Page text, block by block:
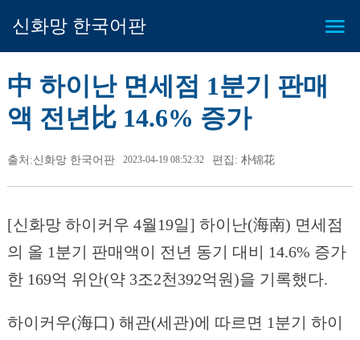
신화망 한국어판
中 하이난 면세점 1분기 판매
액 전년比 14.6% 증가
출처:신화망 한국어판 2023-04-19 08:52:32 편집: 朴锦花
[신화망 하이커우 4월19일] 하이난(海南) 면세점
의 올 1분기 판매액이 전년 동기 대비 14.6% 증가
한 169억 위안(약 3조2천392억원)을 기록했다.
하이커우(海口) 해관(세관)에 따르면 1분기 하이